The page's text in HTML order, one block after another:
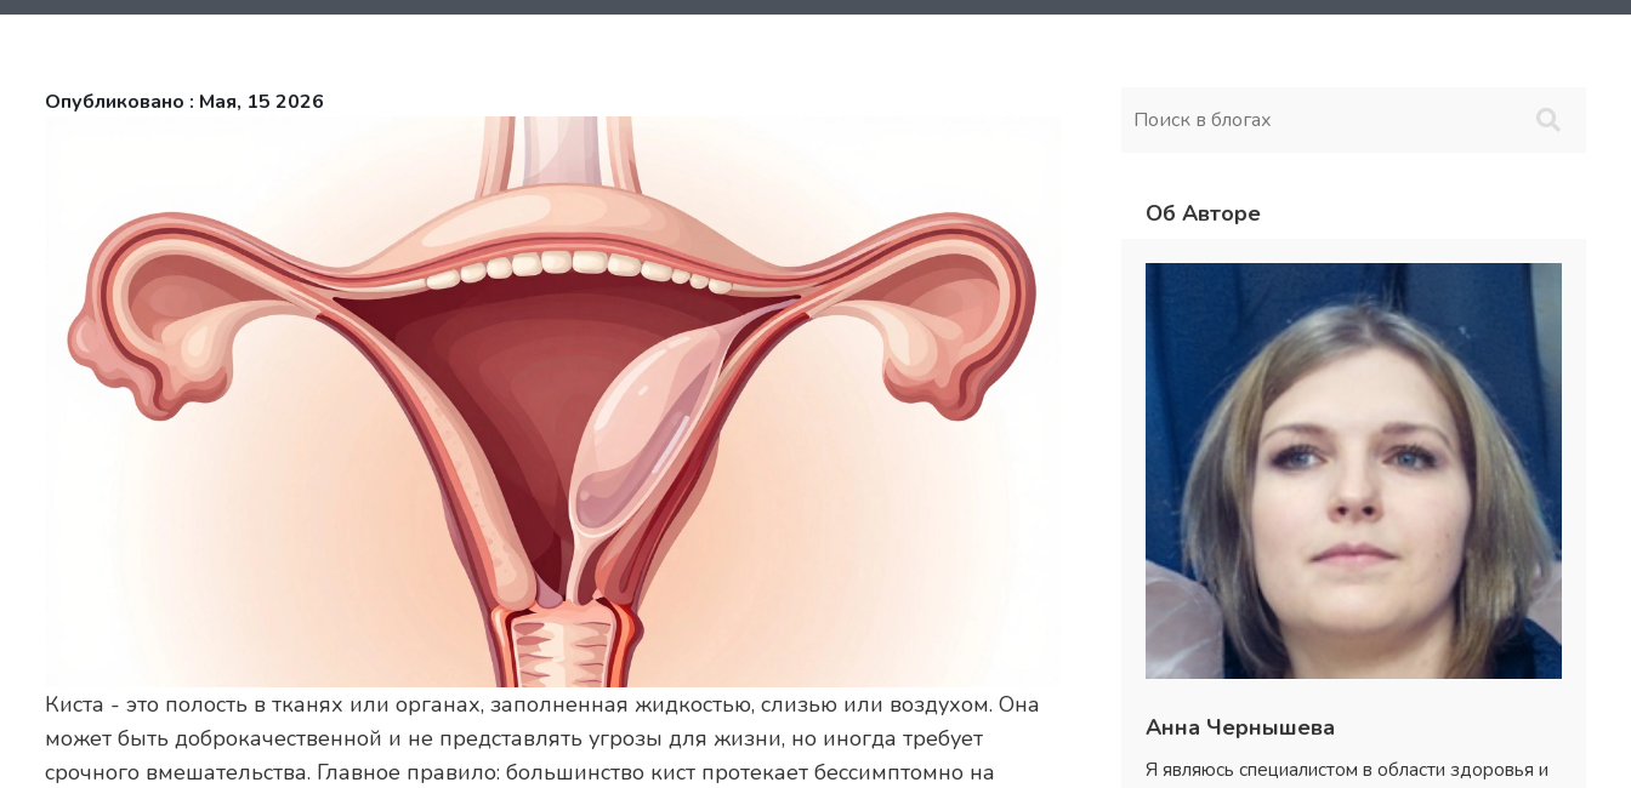
Опубликовано : Мая, 15 2026
Киста - это полость в тканях или органах, заполненная жидкостью, слизью или воздухом. Она
может быть доброкачественной и не представлять угрозы для жизни, но иногда требует
срочного вмешательства. Главное правило: большинство кист протекает бессимптомно на
Об Авторе
Анна Чернышева
Я являюсь специалистом в области здоровья и